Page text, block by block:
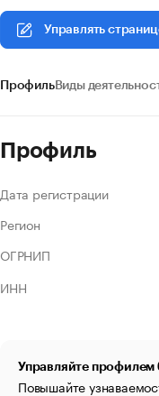
Управлять
ПрофильВиды
Профиль
Дата регистрации
Регион
ОГРНИП
ИНН
Управляйте профилем
Повышайте